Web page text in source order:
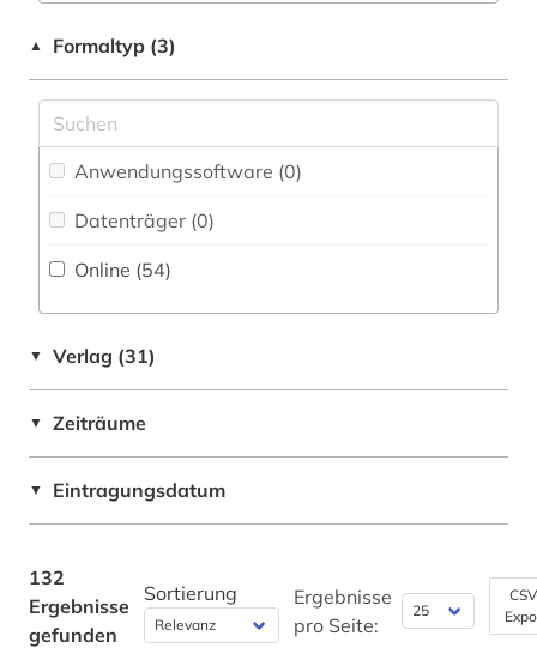
informatik (2)
ingenieurwissenschaften (5)
integration (1)
japanologie (1)
klimaänderung (1)
kongress (1)
kongressbericht (1)
Estland (1)
Frankreich (1)
GUS (1)
Japan (2)
Korea (2)
Litauen (1)
▲ Formaltyp (3)
Anwendungssoftware (0)
Datenträger (0)
Online (54)
▼ Verlag (31)
▼ Zeiträume
▼ Eintragungsdatum
132
Ergebnisse
gefunden
Sortierung
Ergebnisse
pro Seite: